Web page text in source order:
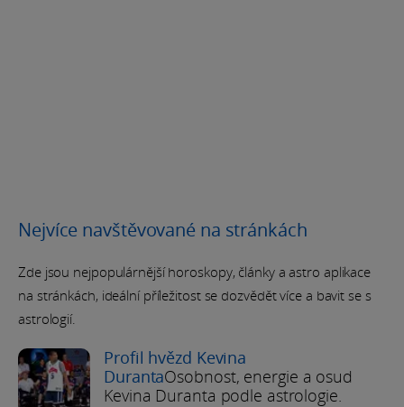
Nejvíce navštěvované na stránkách
Zde jsou nejpopulárnější horoskopy, články a astro aplikace
na stránkách, ideální příležitost se dozvědět více a bavit se s
astrologií.
Profil hvězd Kevina
DurantaOsobnost, energie a osud
Kevina Duranta podle astrologie.